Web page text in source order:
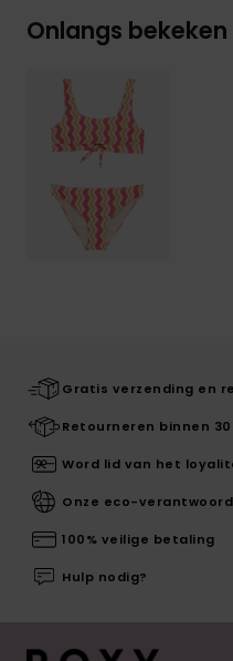
Onlangs bekeken
Gratis verzending en
Retourneren binnen
Word lid van het
Onze eco-
100% veilige betaling
Hulp nodig?